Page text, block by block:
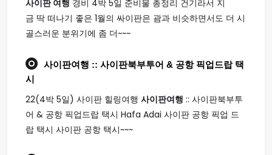
사이판 여행 경비 4박 5일 준비물 총정리 건기라서 지
금 딱 떠나기 좋은 1월의 싸이판은 괌과 비슷하면서도 더 시
골스러운 분위기에 좀 더~~~
사이판여행 :: 사이판북부투어 & 공항 픽업드랍 택
시
22(4박 5일) 사이판 힐링여행 사이판여행 :: 사이판북부투
어 & 공항 픽업드랍 택시 Hafa Adai 사이판 공항 픽업 드
랍 택시 사이판 공항 택시~~~